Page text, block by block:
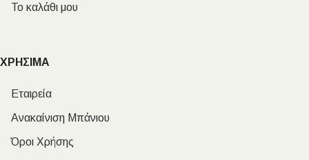
Το καλάθι μου
ΧΡΗΣΙΜΑ
Εταιρεία
Ανακαίνιση Μπάνιου
Όροι Χρήσης